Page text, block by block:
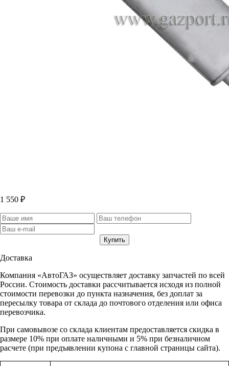
1 550 ₽
Доставка
Компания «АвтоГАЗ» осуществляет доставку запчастей по всей
России. Стоимость доставки рассчитывается исходя из полной
стоимости перевозки до пункта назначения, без доплат за
пересылку товара от склада до почтового отделения или офиса
перевозчика.
При самовывозе со склада клиентам предоставляется скидка в
размере 10% при оплате наличными и 5% при безналичном
расчете (при предъявлении купона с главной страницы сайта).